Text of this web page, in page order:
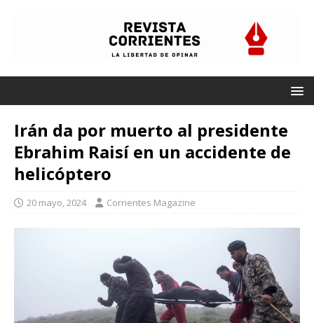
Irán da por muerto al presidente
Ebrahim Raisí en un accidente de
helicóptero
20 mayo, 2024 Corrientes Magazine